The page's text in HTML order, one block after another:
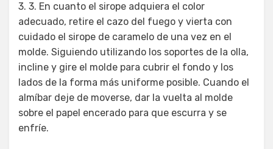
3. 3. En cuanto el sirope adquiera el color
adecuado, retire el cazo del fuego y vierta con
cuidado el sirope de caramelo de una vez en el
molde. Siguiendo utilizando los soportes de la olla,
incline y gire el molde para cubrir el fondo y los
lados de la forma más uniforme posible. Cuando el
almíbar deje de moverse, dar la vuelta al molde
sobre el papel encerado para que escurra y se
enfríe.